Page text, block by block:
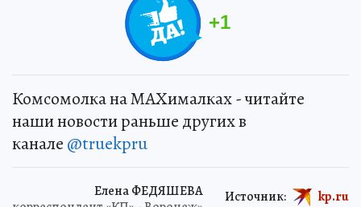
+1
Комсомолка на MAXималках - читайте
наши новости раньше других в
канале @truekpru
Елена ФЕДЯШЕВА
Источник: kp.ru